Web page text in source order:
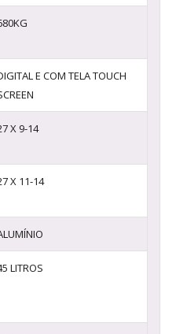
E COM TELA TOUCH
X 9-14
X 11-14
LITROS